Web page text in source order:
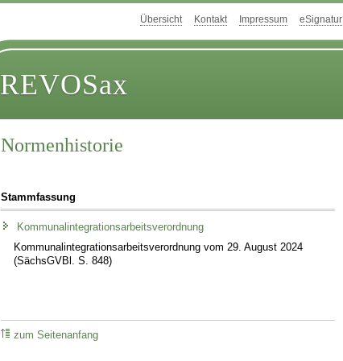
Übersicht Kontakt Impressum eSignatur
REVOSax
Normenhistorie
Stammfassung
Kommunalintegrationsarbeitsverordnung
Kommunalintegrationsarbeitsverordnung vom 29. August 2024
(SächsGVBl. S. 848)
zum Seitenanfang